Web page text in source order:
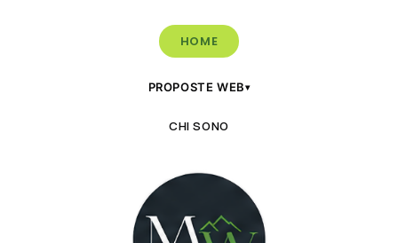
HOME
PROPOSTE WEB▾
CHI SONO